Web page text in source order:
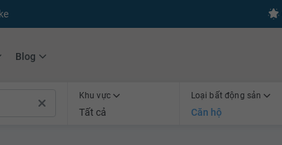
Blog
Khu vực
Tất cả
Loại bất động sản
Căn hộ